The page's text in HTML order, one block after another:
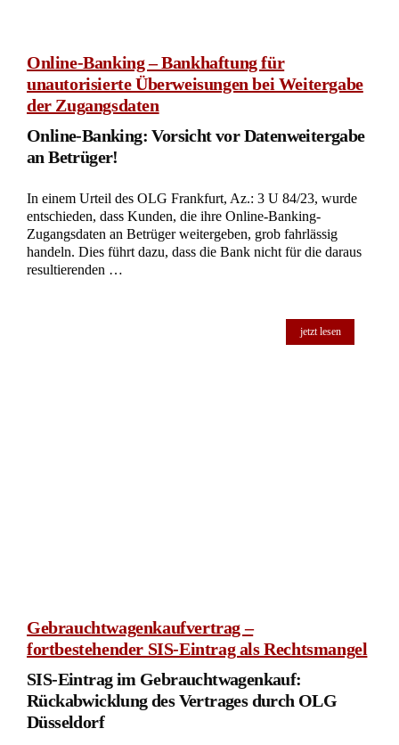
Online-Banking – Bankhaftung für
unautorisierte Überweisungen bei Weitergabe
der Zugangsdaten
Online-Banking: Vorsicht vor Datenweitergabe
an Betrüger!
In einem Urteil des OLG Frankfurt, Az.: 3 U 84/23, wurde
entschieden, dass Kunden, die ihre Online-Banking-
Zugangsdaten an Betrüger weitergeben, grob fahrlässig
handeln. Dies führt dazu, dass die Bank nicht für die daraus
resultierenden …
jetzt lesen
Gebrauchtwagenkaufvertrag –
fortbestehender SIS-Eintrag als Rechtsmangel
SIS-Eintrag im Gebrauchtwagenkauf:
Rückabwicklung des Vertrages durch OLG
Düsseldorf